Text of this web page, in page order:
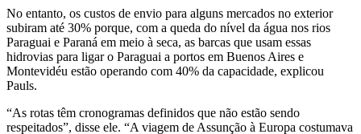
No entanto, os custos de envio para alguns mercados no exterior
subiram até 30% porque, com a queda do nível da água nos rios
Paraguai e Paraná em meio à seca, as barcas que usam essas
hidrovias para ligar o Paraguai a portos em Buenos Aires e
Montevidéu estão operando com 40% da capacidade, explicou
Pauls.
“As rotas têm cronogramas definidos que não estão sendo
respeitados”, disse ele. “A viagem de Assunção à Europa costumava